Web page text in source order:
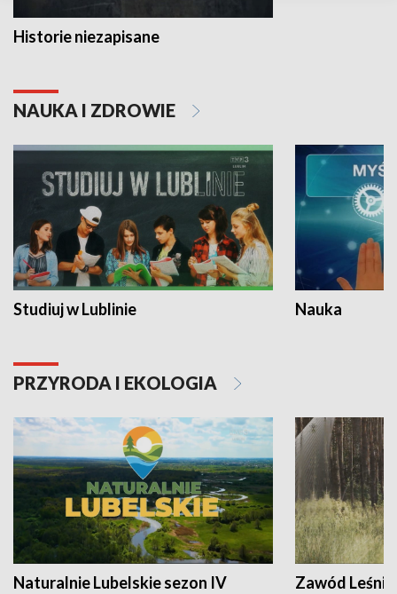
Historie niezapisane
NAUKA I ZDROWIE
Studiuj w Lublinie Nauka
PRZYRODA I EKOLOGIA
Naturalnie Lubelskie sezon IV Zawód Leśnik